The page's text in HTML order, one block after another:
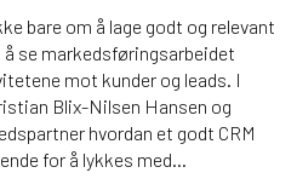
bare om å lage godt og relevant
se markedsføringsarbeidet
mot kunder og leads. I
Blix-Nilsen Hansen og
hvordan et godt CRM
for å lykkes med...